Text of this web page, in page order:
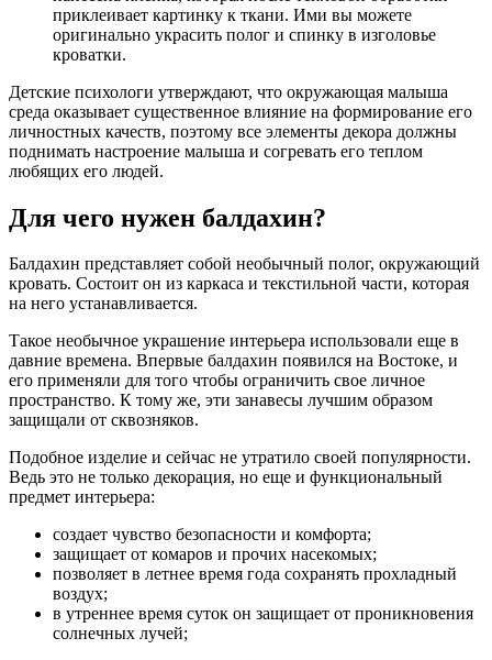
приклеивает картинку к ткани. Ими вы можете
оригинально украсить полог и спинку в изголовье
кроватки.
Детские психологи утверждают, что окружающая малыша
среда оказывает существенное влияние на формирование его
личностных качеств, поэтому все элементы декора должны
поднимать настроение малыша и согревать его теплом
любящих его людей.
Для чего нужен балдахин?
Балдахин представляет собой необычный полог, окружающий
кровать. Состоит он из каркаса и текстильной части, которая
на него устанавливается.
Такое необычное украшение интерьера использовали еще в
давние времена. Впервые балдахин появился на Востоке, и
его применяли для того чтобы ограничить свое личное
пространство. К тому же, эти занавесы лучшим образом
защищали от сквозняков.
Подобное изделие и сейчас не утратило своей популярности.
Ведь это не только декорация, но еще и функциональный
предмет интерьера:
создает чувство безопасности и комфорта;
защищает от комаров и прочих насекомых;
позволяет в летнее время года сохранять прохладный
воздух;
в утреннее время суток он защищает от проникновения
солнечных лучей;